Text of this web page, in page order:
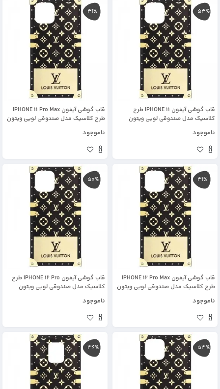
53%
قاب گوشی آیفون IPHONE 11 طرح
کلاسیک مدل صندوقی لویی ویتون
ناموجود
31%
قاب گوشی آیفون IPHONE 11 Pro Max
طرح کلاسیک مدل صندوقی لویی ویتون
ناموجود
31%
قاب گوشی آیفون IPHONE 12 Pro Max
طرح کلاسیک مدل صندوقی لویی ویتون
ناموجود
50%
قاب گوشی آیفون IPHONE 12 Pro طرح
کلاسیک مدل صندوقی لویی ویتون
ناموجود
53%
36%